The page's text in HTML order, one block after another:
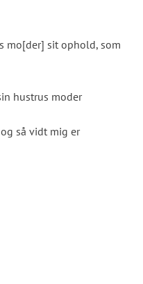
mo[der] sit ophold, som
hustrus moder
så vidt mig er